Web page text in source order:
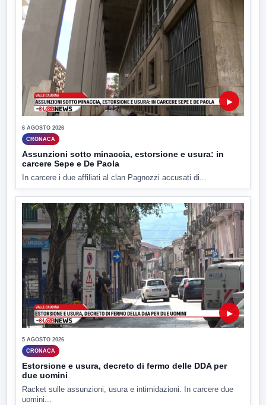
▶
6 AGOSTO 2026
CRONACA
Assunzioni sotto minaccia, estorsione e usura: in
carcere Sepe e De Paola
In carcere i due affiliati al clan Pagnozzi accusati di...
▶
5 AGOSTO 2026
CRONACA
Estorsione e usura, decreto di fermo delle DDA per
due uomini
Racket sulle assunzioni, usura e intimidazioni. In carcere due
uomini...